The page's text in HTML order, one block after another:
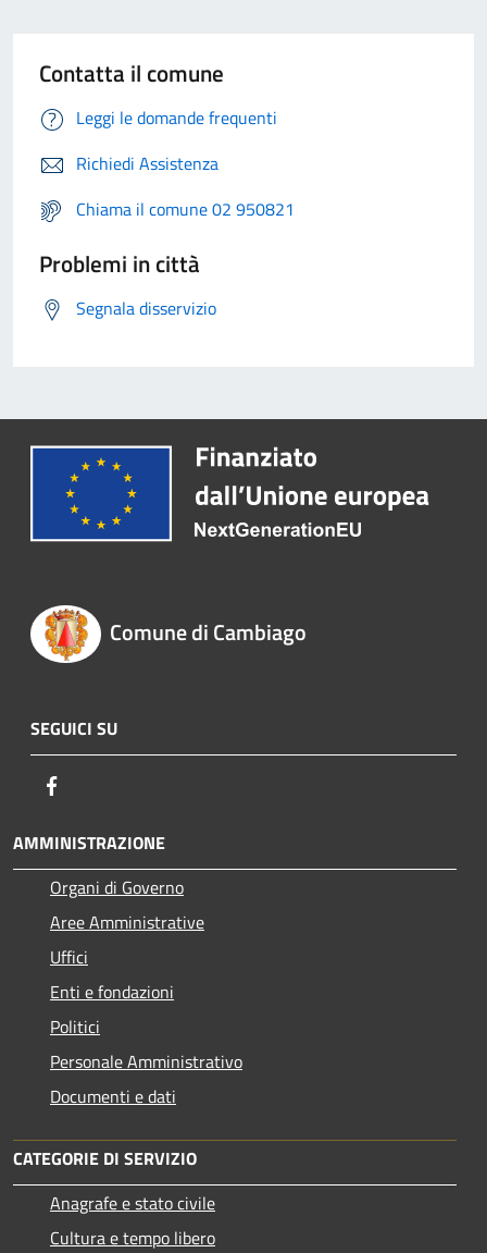
Contatta il comune
Leggi le domande frequenti
Richiedi Assistenza
Chiama il comune 02 950821
Problemi in città
Segnala disservizio
Comune di Cambiago
SEGUICI SU
AMMINISTRAZIONE
Organi di Governo
Aree Amministrative
Uffici
Enti e fondazioni
Politici
Personale Amministrativo
Documenti e dati
CATEGORIE DI SERVIZIO
Anagrafe e stato civile
Cultura e tempo libero